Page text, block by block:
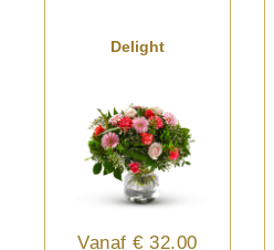
Delight
Vanaf € 32.00